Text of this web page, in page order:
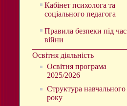
Кабінет психолога та
соціального педагога
Правила безпеки під час
війни
Освітня діяльність
Освітня програма
2025/2026
Структура навчального
року